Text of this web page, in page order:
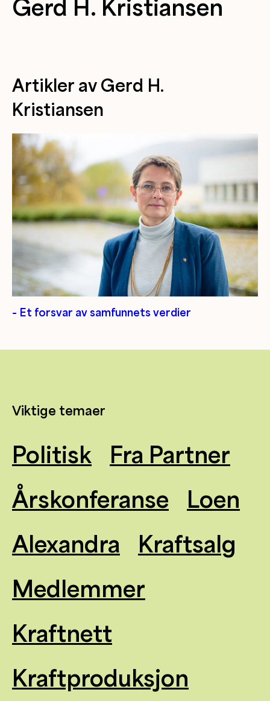
Gerd H. Kristiansen
Artikler av Gerd H.
Kristiansen
– Et forsvar av samfunnets verdier
Viktige temaer
Politisk
Fra Partner
Årskonferanse
Loen
Alexandra
Kraftsalg
Medlemmer
Kraftnett
Kraftproduksjon